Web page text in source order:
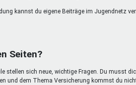
kannst du eigene Beiträge im Jugendnetz
Seiten?
stellen sich neue, wichtige Fragen. Du musst
und dem Thema Versicherung kommst du